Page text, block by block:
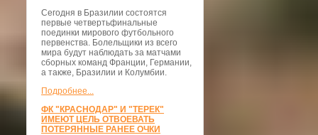
Сегодня в Бразилии состоятся
первые четвертьфинальные
поединки мирового футбольного
первенства. Болельщики из всего
мира будут наблюдать за матчами
сборных команд Франции, Германии,
а также, Бразилии и Колумбии.
Подробнее...
ФК "КРАСНОДАР" И "ТЕРЕК"
ИМЕЮТ ЦЕЛЬ ОТВОЕВАТЬ
ПОТЕРЯННЫЕ РАНЕЕ ОЧКИ